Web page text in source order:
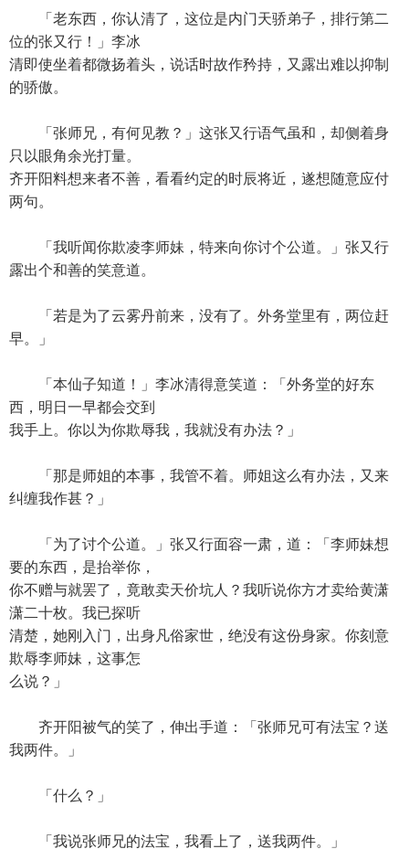
「老东西，你认清了，这位是内门天骄弟子，排行第二
位的张又行！」李冰
清即使坐着都微扬着头，说话时故作矜持，又露出难以抑制
的骄傲。
「张师兄，有何见教？」这张又行语气虽和，却侧着身
只以眼角余光打量。
齐开阳料想来者不善，看看约定的时辰将近，遂想随意应付
两句。
「我听闻你欺凌李师妹，特来向你讨个公道。」张又行
露出个和善的笑意道。
「若是为了云雾丹前来，没有了。外务堂里有，两位赶
早。」
「本仙子知道！」李冰清得意笑道：「外务堂的好东
西，明日一早都会交到
我手上。你以为你欺辱我，我就没有办法？」
「那是师姐的本事，我管不着。师姐这么有办法，又来
纠缠我作甚？」
「为了讨个公道。」张又行面容一肃，道：「李师妹想
要的东西，是抬举你，
你不赠与就罢了，竟敢卖天价坑人？我听说你方才卖给黄潇
潇二十枚。我已探听
清楚，她刚入门，出身凡俗家世，绝没有这份身家。你刻意
欺辱李师妹，这事怎
么说？」
齐开阳被气的笑了，伸出手道：「张师兄可有法宝？送
我两件。」
「什么？」
「我说张师兄的法宝，我看上了，送我两件。」